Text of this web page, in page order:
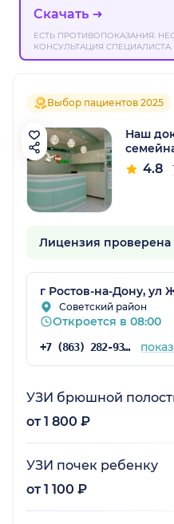
Скачать
ЕСТЬ ПРОТИВОПОКАЗАНИЯ.
КОНСУЛЬТАЦИЯ СПЕЦИАЛИСТА.
Выбор пациентов 2025
Наш
4.8
Лицензия проверена
г Ростов-на-Дону, ул
Советский район
Откроется в 08:00
+7 (863) 282-93-55
УЗИ брюшной
от 1 800 ₽
УЗИ почек ребенку
от 1 100 ₽